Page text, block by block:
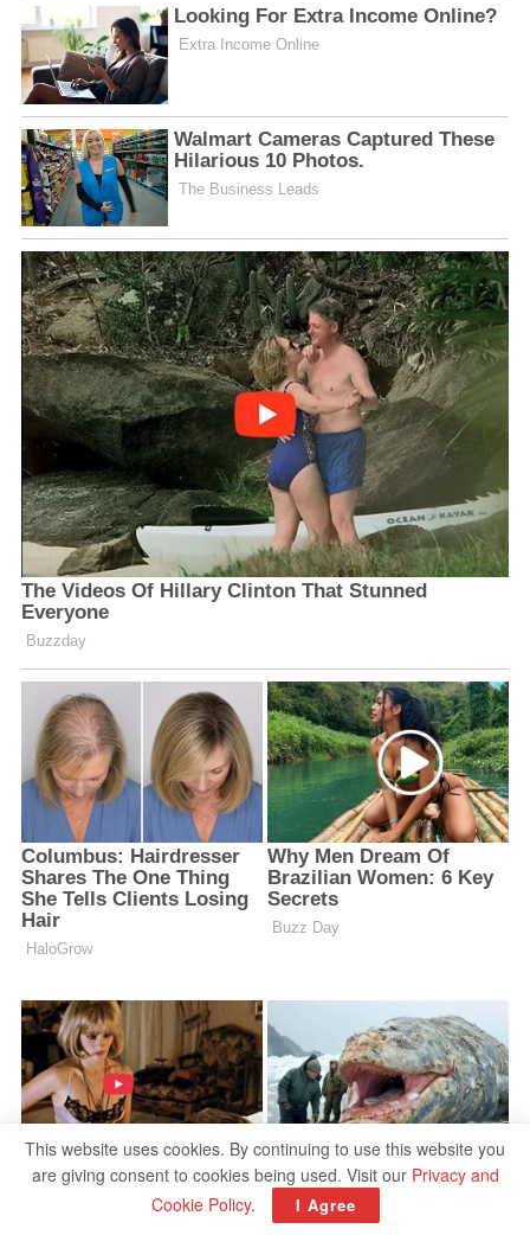
This website uses cookies. By continuing to use this website you
are giving consent to cookies being used. Visit our Privacy and
Cookie Policy. I Agree